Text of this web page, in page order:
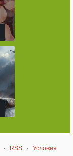
· RSS ·
Условия